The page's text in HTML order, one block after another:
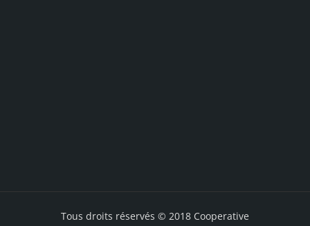
Tous droits réservés © 2018 Cooperative